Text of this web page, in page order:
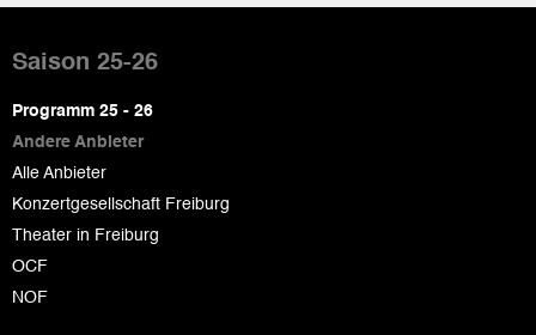
de
page
Saison 25-26
Programm 25 - 26
Andere Anbieter
Alle Anbieter
Konzertgesellschaft Freiburg
Theater in Freiburg
OCF
NOF